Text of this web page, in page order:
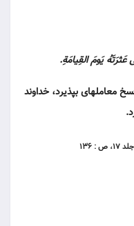
عَثرَتَهُ يَومَ القِيامَةِ.
معامله‏اى بپذيرد، خداوند